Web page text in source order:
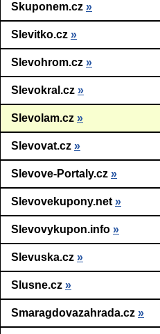
Skuponem.cz »
Slevitko.cz »
Slevohrom.cz »
Slevokral.cz »
Slevolam.cz »
Slevovat.cz »
Slevove-Portaly.cz »
Slevovekupony.net »
Slevovykupon.info »
Slevuska.cz »
Slusne.cz »
Smaragdovazahrada.cz »